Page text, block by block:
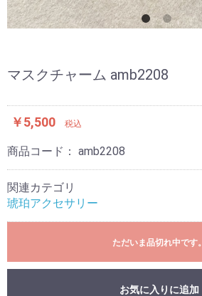
マスクチャーム amb2208
￥5,500 税込
商品コード： amb2208
関連カテゴリ
琥珀アクセサリー
ただいま品切れ中です。
お気に入りに追加